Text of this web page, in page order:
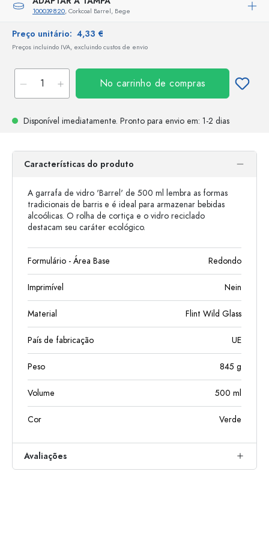
100039820, Corkcoal Barrel, Bege
Preço unitário: 4,33 €
Preços incluindo IVA, excluindo custos de envio
No carrinho de compras
Disponível imediatamente. Pronto para envio em: 1-2 dias
Características do produto
A garrafa de vidro 'Barrel' de 500 ml lembra as formas
tradicionais de barris e é ideal para armazenar bebidas
alcoólicas. O rolha de cortiça e o vidro reciclado
destacam seu caráter ecológico.
Formulário - Área Base Redondo
Imprimível Nein
Material Flint Wild Glass
País de fabricação UE
Peso 845 g
Volume 500 ml
Cor Verde
Avaliações